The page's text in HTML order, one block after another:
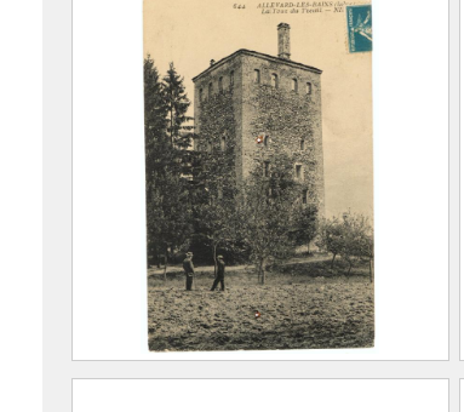
avec à droite la Tour du treuil
2020.0.8
Tour du Treuil, Allevard